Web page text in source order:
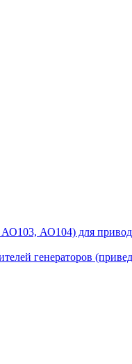
АО104) для привода
генераторов